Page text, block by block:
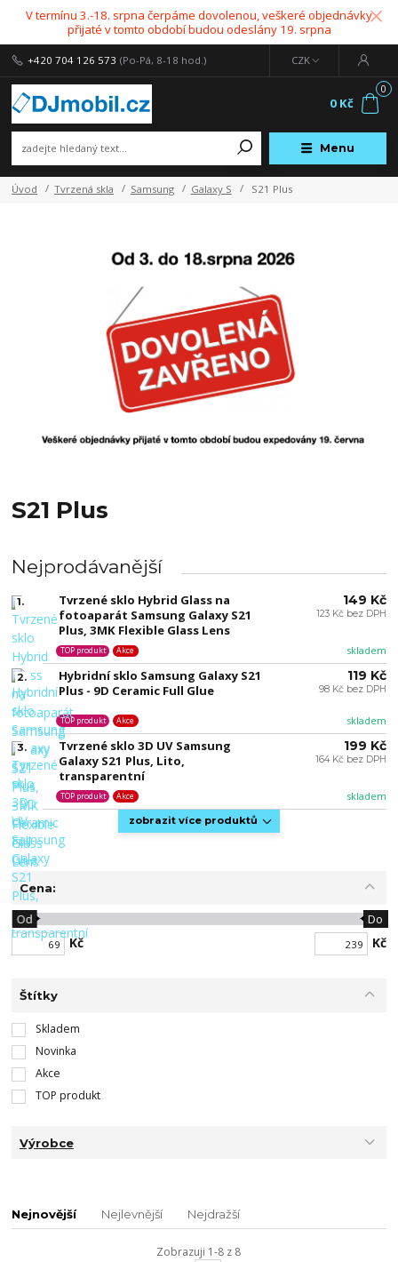
V termínu 3.-18. srpna čerpáme dovolenou, veškeré objednávky
přijaté v tomto období budou odeslány 19. srpna
Menu
CZK
+420 704 126 573 (Po-Pá, 8-18 hod.)
0
0 Kč
Úvod Tvrzená skla Samsung Galaxy S S21 Plus
S21 Plus
Nejprodávanější
1.
Tvrzené sklo Hybrid Glass na
fotoaparát Samsung Galaxy S21
Plus, 3MK Flexible Glass Lens
skladem
TOP produkt Akce
149 Kč
123 Kč bez DPH
2.
Hybridní sklo Samsung Galaxy S21
Plus - 9D Ceramic Full Glue
skladem
TOP produkt Akce
119 Kč
98 Kč bez DPH
3.
Tvrzené sklo 3D UV Samsung
Galaxy S21 Plus, Lito,
transparentní
skladem
TOP produkt Akce
199 Kč
164 Kč bez DPH
zobrazit více produktů
Cena:
Kč
Od Do
Kč
Štítky
Skladem
Novinka
Akce
TOP produkt
Výrobce
Nejnovější Nejlevnější Nejdražší
Zobrazuji 1-8 z 8